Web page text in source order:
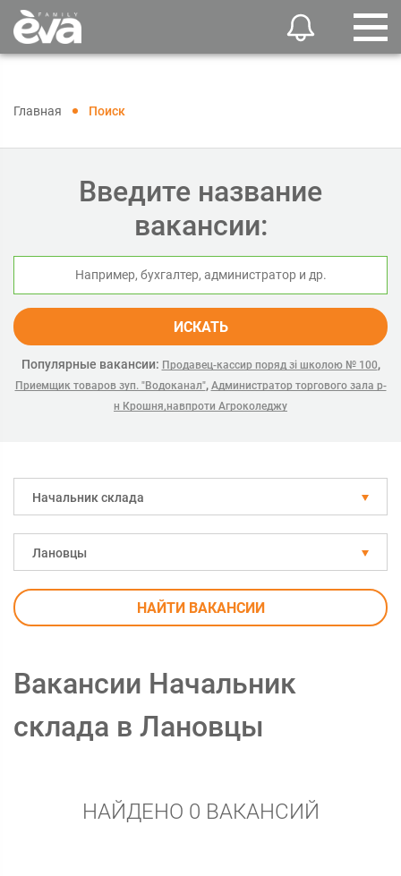
Главная Поиск
Введите название
вакансии:
ИСКАТЬ
Популярные вакансии: Продавец-кассир поряд зі школою № 100,
Приемщик товаров зуп. "Водоканал", Администратор торгового зала р-
н Крошня,навпроти Агроколеджу
Начальник склада
Лановцы
НАЙТИ ВАКАНСИИ
Вакансии Начальник
склада в Лановцы
НАЙДЕНО 0 ВАКАНСИЙ